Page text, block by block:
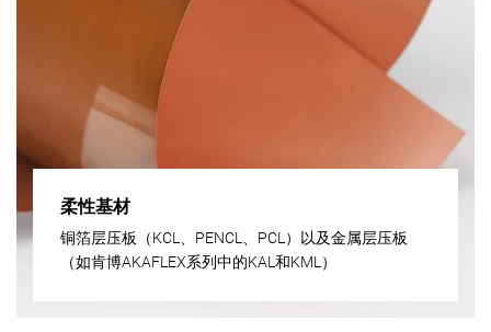
柔性基材
铜箔层压板（KCL、PENCL、PCL）以及金属层压板
（如肯博AKAFLEX系列中的KAL和KML）